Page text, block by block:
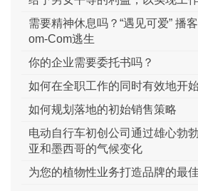
需要精神休息吗？“遇见可爱” 播
om-Com逃生
你的企业需要委托书吗？
如何在全职工作的同时有效地开
如何规划落地的初始销售策略
电动自行车初创公司通过雄心勃
亚和墨西哥的气候变化
为您的植物性业务打造品牌的最